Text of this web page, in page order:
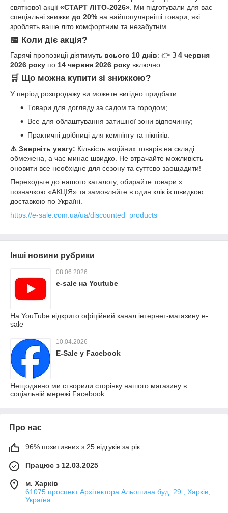
святкової акції «СТАРТ ЛІТО-2026» . Ми підготували для вас
спеціальні знижки до 20% на найпопулярніші товари, які
зроблять ваше літо комфортним та незабутнім.
📅 Коли діє акція?
Гарячі пропозиції діятимуть всього 10 днів: 👉 З 4 червня
2026 року по 14 червня 2026 року включно.
🛒 Що можна купити зі знижкою?
У період розпродажу ви можете вигідно придбати:
Товари для догляду за садом та городом;
Все для облаштування затишної зони відпочинку;
Практичні дрібниці для кемпінгу та пікніків.
⚠️ Зверніть увагу: Кількість акційних товарів на складі
обмежена, а час минає швидко. Не втрачайте можливість
оновити все необхідне для сезону та суттєво заощадити!
Переходьте до нашого каталогу, обирайте товари з
позначкою «АКЦІЯ» та замовляйте в один клік із швидкою
доставкою по Україні.
https://e-sale.com.ua/ua/discounted_products
Інші новини рубрики
08.06.2026
e-sale на Youtube
На YouTube відкрито офіційний канал інтернет-магазину e-
sale
10.04.2026
E-Sale у Facebook
Нещодавно ми створили сторінку нашого магазину в
соціальній мережі Facebook.
Про нас
96% позитивних з 25 відгуків за рік
Працює з 12.03.2025
м. Харків
61075 проспект Архітектора Альошина буд. 29 , Харків,
Україна